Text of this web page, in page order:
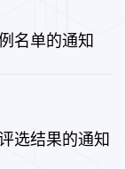
名单的通知
选结果的通知